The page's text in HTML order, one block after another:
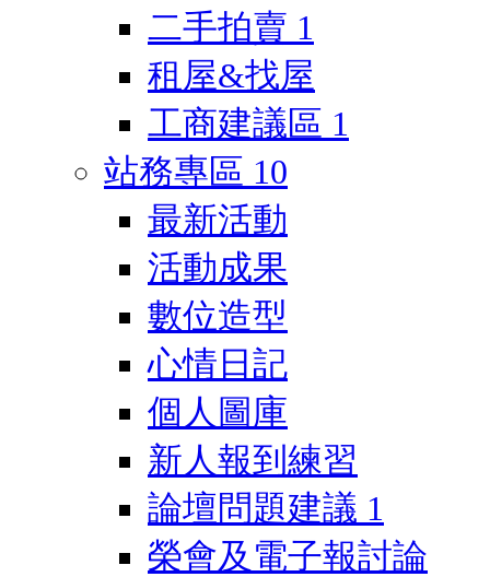
二手拍賣 1
租屋&找屋
工商建議區 1
站務專區 10
最新活動
活動成果
數位造型
心情日記
個人圖庫
新人報到練習
論壇問題建議 1
榮會及電子報討論